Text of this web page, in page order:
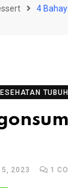
4
TUBUH
5, 2023 1